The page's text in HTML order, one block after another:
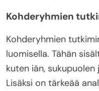
Kohderyhmien
Kohderyhmien
luomisella. Tähän
kuten iän, sukupuolen
Lisäksi on tärkeää